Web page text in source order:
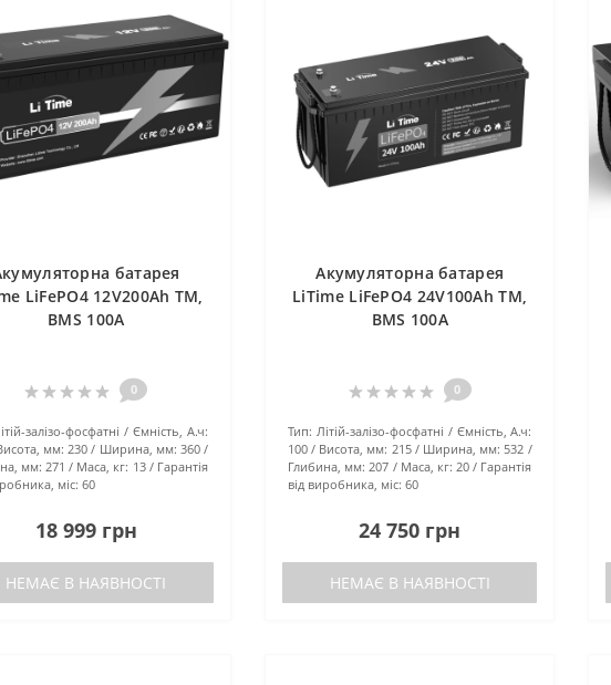
батарея
LiFePO4 12V200Ah TM,
BMS 100A
0
залізо-фосфатні
Ємність, А.ч:
мм: 230 Ширина, мм: 360
мм: 271 Маса, кг: 13
Гарантія
міс: 60
18 999 грн
НЕМАЄ В НАЯВНОСТІ
Акумуляторна батарея
LiTime LiFePO4 24V100Ah TM,
BMS 100A
0
Тип: Літій-залізо-фосфатні
Ємність, А.ч:
100
Висота, мм: 215 Ширина, мм: 532
Глибина, мм: 207 Маса, кг: 20
Гарантія
від виробника, міс: 60
24 750 грн
НЕМАЄ В НАЯВНОСТІ